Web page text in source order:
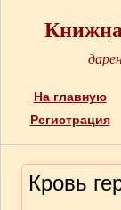
На главную
Регистрация
Кровь